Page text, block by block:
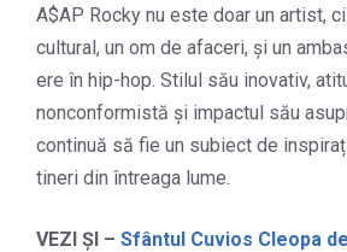
A$AP Rocky nu este doar un artist,
cultural, un om de afaceri, și un
ere în hip-hop. Stilul său inovativ,
nonconformistă și impactul său
continuă să fie un subiect de
tineri din întreaga lume.
VEZI ȘI – Sfântul Cuvios Cleopa